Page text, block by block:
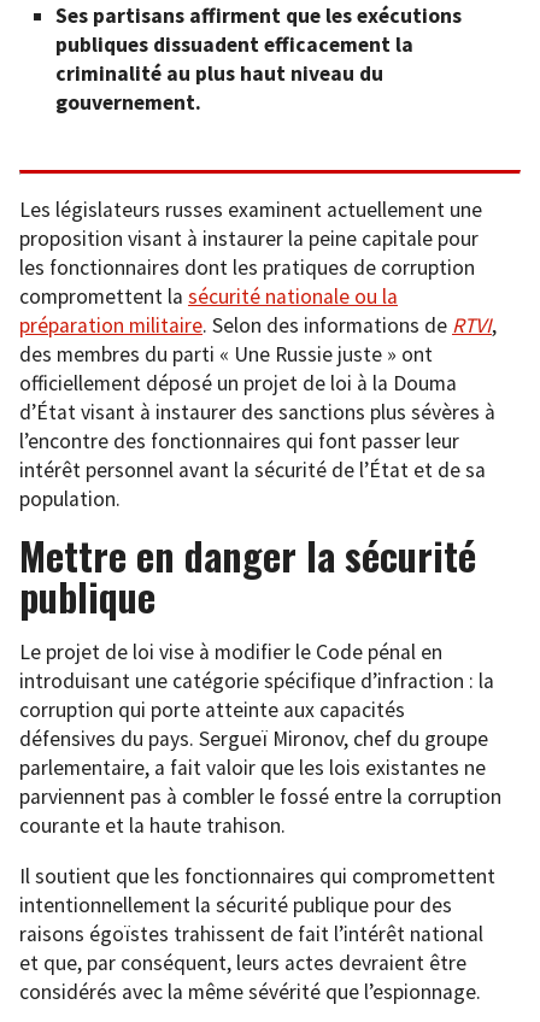
Ses partisans affirment que les exécutions
publiques dissuadent efficacement la
criminalité au plus haut niveau du
gouvernement.
Les législateurs russes examinent actuellement une
proposition visant à instaurer la peine capitale pour
les fonctionnaires dont les pratiques de corruption
compromettent la sécurité nationale ou la
préparation militaire. Selon des informations de RTVI,
des membres du parti « Une Russie juste » ont
officiellement déposé un projet de loi à la Douma
d’État visant à instaurer des sanctions plus sévères à
l’encontre des fonctionnaires qui font passer leur
intérêt personnel avant la sécurité de l’État et de sa
population.
Mettre en danger la sécurité
publique
Le projet de loi vise à modifier le Code pénal en
introduisant une catégorie spécifique d’infraction : la
corruption qui porte atteinte aux capacités
défensives du pays. Sergueï Mironov, chef du groupe
parlementaire, a fait valoir que les lois existantes ne
parviennent pas à combler le fossé entre la corruption
courante et la haute trahison.
Il soutient que les fonctionnaires qui compromettent
intentionnellement la sécurité publique pour des
raisons égoïstes trahissent de fait l’intérêt national
et que, par conséquent, leurs actes devraient être
considérés avec la même sévérité que l’espionnage.